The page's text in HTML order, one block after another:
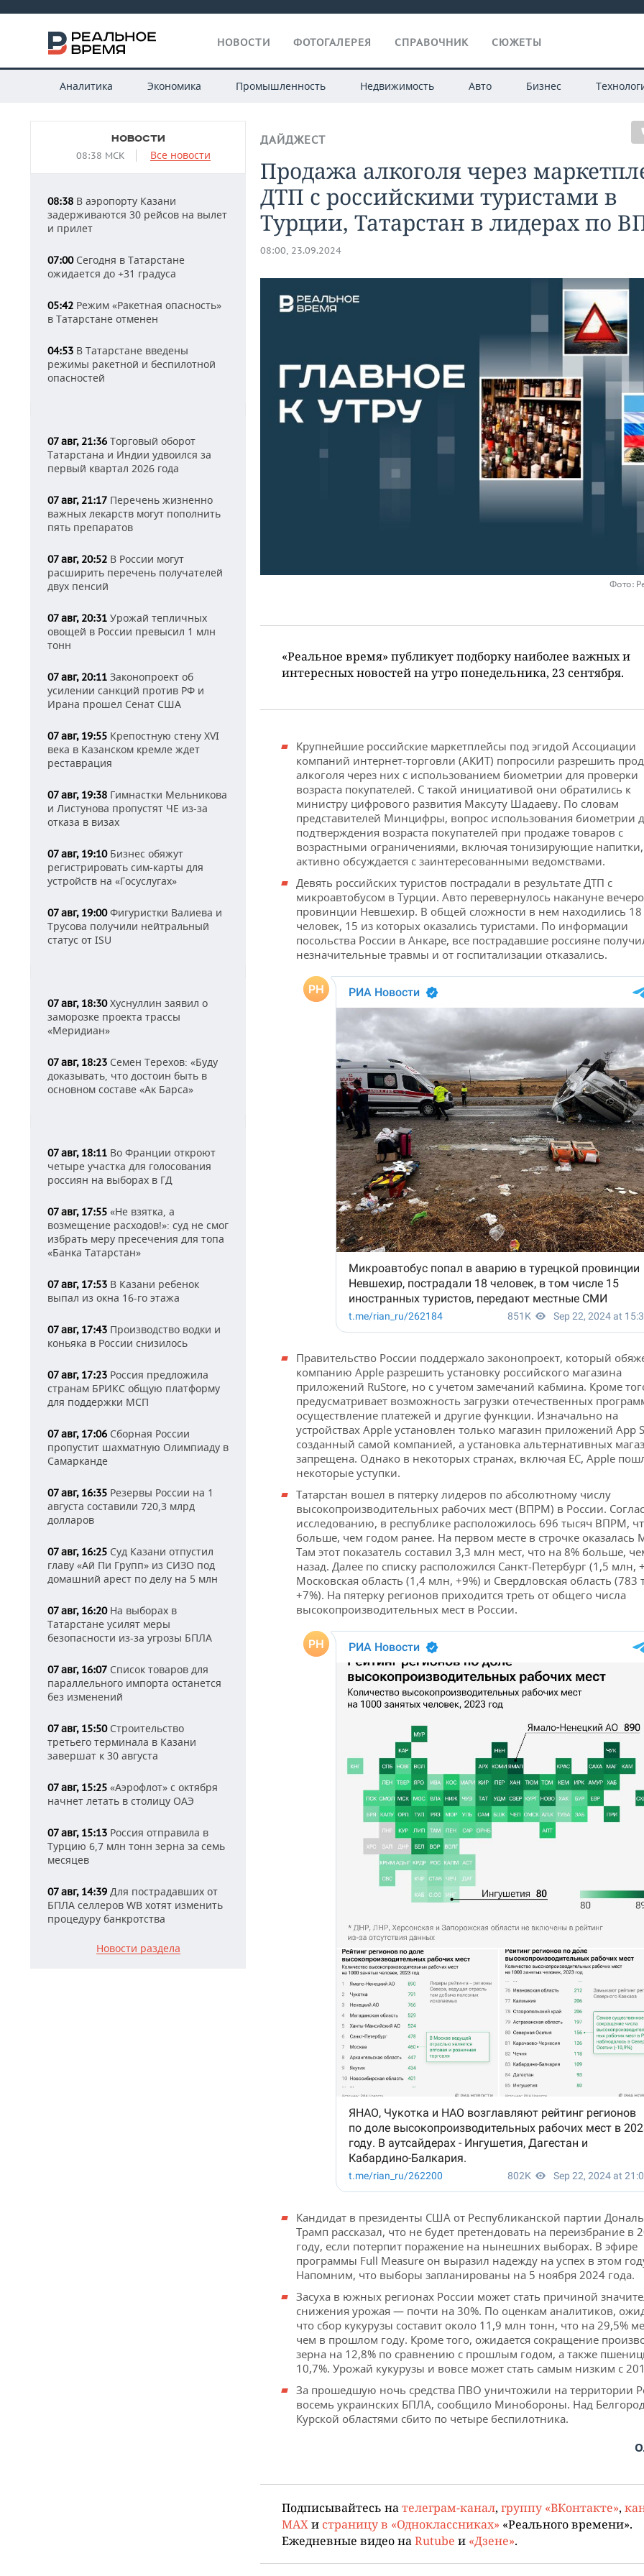
НОВОСТИ ФОТОГАЛЕРЕЯ СПРАВОЧНИК СЮЖЕТЫ
Аналитика Экономика Промышленность Недвижимость Авто Бизнес
НОВОСТИ
08:38 МСК Все новости
08:38 В аэропорту Казани
задерживаются 30 рейсов на вылет
и прилет
07:00Сегодня в Татарстане
ожидается до +31 градуса
05:42 Режим «Ракетная опасность»
в Татарстане отменен
04:53 В Татарстане введены
режимы ракетной и беспилотной
опасностей
07 авг, 21:36 Торговый оборот
Татарстана и Индии удвоился за
первый квартал 2026 года
07 авг, 21:17 Перечень жизненно
важных лекарств могут пополнить
пять препаратов
07 авг, 20:52 В России могут
расширить перечень получателей
двух пенсий
07 авг, 20:31 Урожай тепличных
овощей в России превысил 1 млн
тонн
07 авг, 20:11 Законопроект об
усилении санкций против РФ и
Ирана прошел Сенат США
07 авг, 19:55 Крепостную стену XVI
века в Казанском кремле ждет
реставрация
07 авг, 19:38 Гимнастки Мельникова
и Листунова пропустят ЧЕ из-за
отказа в визах
07 авг, 19:10Бизнес обяжут
регистрировать сим-карты для
устройств на «Госуслугах»
07 авг, 19:00Фигуристки Валиева и
Трусова получили нейтральный
статус от ISU
07 авг, 18:30Хуснуллин заявил о
заморозке проекта трассы
«Меридиан»
07 авг, 18:23 Семен Терехов: «Буду
доказывать, что достоин быть в
основном составе «Ак Барса»
07 авг, 18:11 Во Франции откроют
четыре участка для голосования
россиян на выборах в ГД
07 авг, 17:55 «Не взятка, а
возмещение расходов!»: суд не смог
избрать меру пресечения для топа
«Банка Татарстан»
07 авг, 17:53 В Казани ребенок
выпал из окна 16-го этажа
07 авг, 17:43 Производство водки и
коньяка в России снизилось
07 авг, 17:23 Россия предложила
странам БРИКС общую платформу
для поддержки МСП
07 авг, 17:06 Сборная России
пропустит шахматную Олимпиаду в
Самарканде
07 авг, 16:35 Резервы России на 1
августа составили 720,3 млрд
долларов
07 авг, 16:25 Суд Казани отпустил
главу «Ай Пи Групп» из СИЗО под
домашний арест по делу на 5 млн
07 авг, 16:20На выборах в
Татарстане усилят меры
безопасности из-за угрозы БПЛА
07 авг, 16:07 Список товаров для
параллельного импорта останется
без изменений
07 авг, 15:50Строительство
третьего терминала в Казани
завершат к 30 августа
07 авг, 15:25 «Аэрофлот» с октября
начнет летать в столицу ОАЭ
07 авг, 15:13 Россия отправила в
Турцию 6,7 млн тонн зерна за семь
месяцев
07 авг, 14:39 Для пострадавших от
БПЛА селлеров WB хотят изменить
процедуру банкротства
Новости раздела
ДАЙДЖЕСТ
Продажа алкоголя через
ДТП с российскими туристами в
Турции, Татарстан в лидерах по
08:00, 23.09.2024
Фото:
«Реальное время» публикует подборку наиболее важных и
интересных новостей на утро понедельника, 23 сентября.
Крупнейшие российские маркетплейсы под эгидой Ассоциации
компаний интернет-торговли (АКИТ) попросили разрешить
алкоголя через них с использованием биометрии для проверки
возраста покупателей. С такой инициативой они обратились к
министру цифрового развития Максуту Шадаеву. По словам
представителей Минцифры, вопрос использования биометрии
подтверждения возраста покупателей при продаже товаров с
возрастными ограничениями, включая тонизирующие напитки,
активно обсуждается с заинтересованными ведомствами.
Девять российских туристов пострадали в результате ДТП с
микроавтобусом в Турции. Авто перевернулось накануне
провинции Невшехир. В общей сложности в нем находились 18
человек, 15 из которых оказались туристами. По информации
посольства России в Анкаре, все пострадавшие россияне
незначительные травмы и от госпитализации отказались.
Правительство России поддержало законопроект, который
компанию Apple разрешить установку российского магазина
приложений RuStore, но с учетом замечаний кабмина. Кроме
предусматривает возможность загрузки отечественных
осуществление платежей и другие функции. Изначально на
устройствах Apple установлен только магазин приложений App
созданный самой компанией, а установка альтернативных
запрещена. Однако в некоторых странах, включая ЕС, Apple
некоторые уступки.
Татарстан вошел в пятерку лидеров по абсолютному числу
высокопроизводительных рабочих мест (ВПРМ) в России.
исследованию, в республике расположилось 696 тысяч ВПРМ,
больше, чем годом ранее. На первом месте в строчке оказалась
Там этот показатель составил 3,3 млн мест, что на 8% больше,
назад. Далее по списку расположился Санкт-Петербург (1,5 млн,
Московская область (1,4 млн, +9%) и Свердловская область (783
+7%). На пятерку регионов приходится треть от общего числа
высокопроизводительных мест в России.
Кандидат в президенты США от Республиканской партии
Трамп рассказал, что не будет претендовать на переизбрание в
году, если потерпит поражение на нынешних выборах. В эфире
программы Full Measure он выразил надежду на успех в этом
Напомним, что выборы запланированы на 5 ноября 2024 года.
Засуха в южных регионах России может стать причиной
снижения урожая — почти на 30%. По оценкам аналитиков,
что сбор кукурузы составит около 11,9 млн тонн, что на 29,5%
чем в прошлом году. Кроме того, ожидается сокращение
зерна на 12,8% по сравнению с прошлым годом, а также
10,7%. Урожай кукурузы и вовсе может стать самым низким с
За прошедшую ночь средства ПВО уничтожили на территории
восемь украинских БПЛА, сообщило Минобороны. Над
Курской областями сбито по четыре беспилотника.
Подписывайтесь нателеграм-канал, группу «ВКонтакте»,
MAXи страницу в «Одноклассниках» «Реального времени».
Ежедневные видео наRutube и «Дзене».